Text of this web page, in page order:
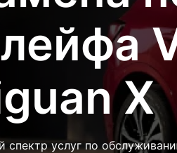
X
спектр услуг по